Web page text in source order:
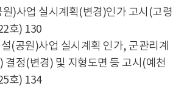
)사업 실시계획(변경)인가 고시(고령
호) 130
(공원)사업 실시계획 인가, 군관리계
결정(변경) 및 지형도면 등 고시(예천
호) 134